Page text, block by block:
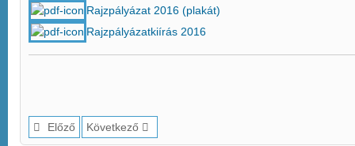
Rajzpályázat 2016 (plakát)
Rajzpályázatkiírás 2016
Előző Következő